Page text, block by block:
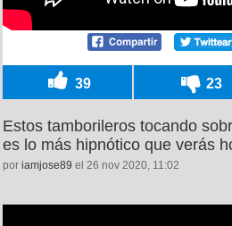
39 23
Estos tamborileros tocando
es lo más hipnótico que verás
por iamjose89 el 26 nov 2020, 11:02